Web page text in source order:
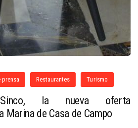
Restaurantes Turismo
la nueva oferta
Marina de Casa de Campo